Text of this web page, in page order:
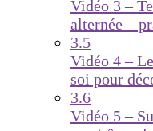
Vidéo 3 –
alternée –
3.5
Vidéo 4 –
soi pour
3.6
Vidéo 5 –